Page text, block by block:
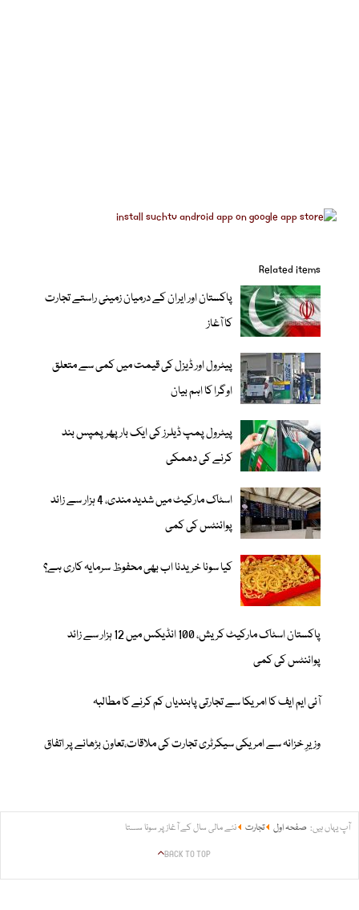
Related items
پاکستان اور ایران کے درمیان زمینی راستے تجارت
کا آغاز
پیٹرول اور ڈیزل کی قیمت میں کمی سے متعلق
اوگرا کا اہم بیان
پیٹرول پمپ ڈیلرز کی ایک بار پھر پمپس بند
کرنے کی دھمکی
اسٹاک مارکیٹ میں شدید مندی، 4 ہزار سے زائد
پوائنٹس کی کمی
کیا سونا خریدنا اب بھی محفوظ سرمایہ کاری ہے؟
پاکستان اسٹاک مارکیٹ کریش، 100 انڈیکس میں 12 ہزار سے زائد
پوائنٹس کی کمی
آئی ایم ایف کا امریکا سے تجارتی پابندیاں کم کرنے کا مطالبہ
وزیرِ خزانہ سے امریکی سیکرٹری تجارت کی ملاقات،تعاون بڑھانے پر اتفاق
آپ یہاں ہیں: صفحہ اول تجارت نئے مالی سال کے آغاز پر سونا سستا
BACK TO TOP